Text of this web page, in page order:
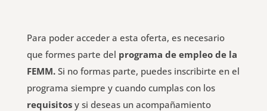
Para poder acceder a esta oferta, es necesario
que formes parte del programa de empleo de la
FEMM.Si no formas parte, puedes inscribirte en el
programa siempre y cuando cumplas con los
requisitosy si deseas un acompañamiento